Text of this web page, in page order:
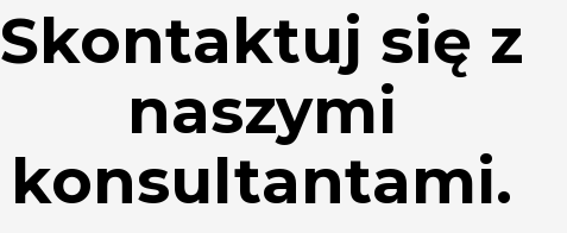
Skontaktuj się z
naszymi
konsultantami.